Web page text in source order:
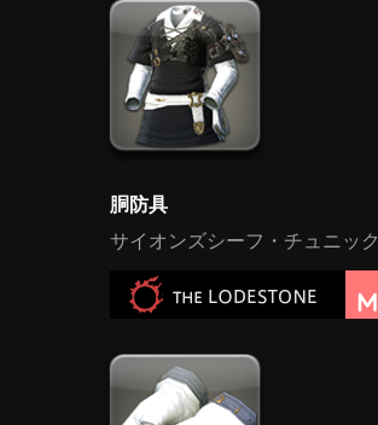
胴防具
サイオンズシーフ・チュニック